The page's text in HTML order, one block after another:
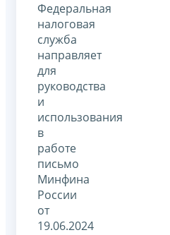
Федеральная
налоговая
служба
направляет
для
руководства
и
использования
в
работе
письмо
Минфина
России
от
19.06.2024